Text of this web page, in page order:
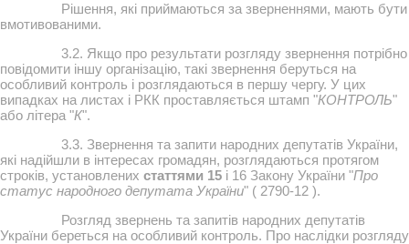
Рішення, які приймаються за зверненнями, мають бути
вмотивованими.
3.2. Якщо про результати розгляду звернення потрібно
повідомити іншу організацію, такі звернення беруться на
особливий контроль і розглядаються в першу чергу. У цих
випадках на листах і РКК проставляється штамп "КОНТРОЛЬ"
або літера "К".
3.3. Звернення та запити народних депутатів України,
які надійшли в інтересах громадян, розглядаються протягом
строків, установлених статтями 15 і 16 Закону України "Про
статус народного депутата України" ( 2790-12 ).
Розгляд звернень та запитів народних депутатів
України береться на особливий контроль. Про наслідки розгляду